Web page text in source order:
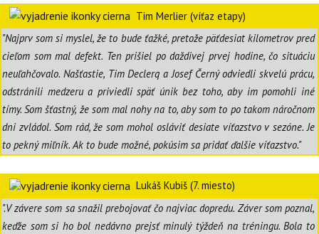
Tim Merlier (víťaz etapy)
"Najprv som si myslel, že to bude ťažké, pretože päťdesiat kilometrov pred
cieľom som mal defekt. Ten prišiel po daždivej prvej hodine, čo situáciu
neuľahčovalo. Našťastie, Tim Declerq a Josef Černý odviedli skvelú prácu,
odstránili medzeru a priviedli späť únik bez toho, aby im pomohli iné
tímy. Som šťastný, že som mal nohy na to, aby som to po takom náročnom
dni zvládol. Som rád, že som mohol osláviť desiate víťazstvo v sezóne. Je
to pekný miľník. Ak to bude možné, pokúsim sa pridať ďalšie víťazstvo."
Lukáš Kubiš (7. miesto)
".V závere som sa snažil prebojovať čo najviac dopredu. Záver som poznal,
keďže som si ho bol nedávno prejsť minulý týždeň na tréningu. Bola to